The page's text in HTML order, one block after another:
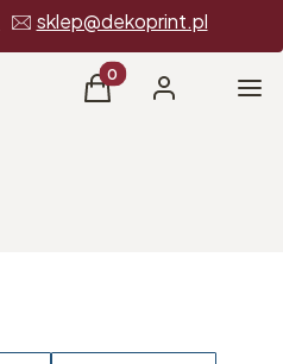
sklep@dekoprint.pl
Produkty w koszyku:
Koszyk Zaloguj się